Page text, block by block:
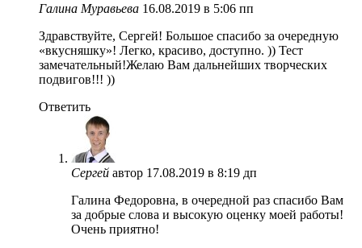
Галина Муравьева 16.08.2019 в 5:06 пп
Здравствуйте, Сергей! Большое спасибо за очередную
«вкусняшку»! Легко, красиво, доступно. )) Тест
замечательный!Желаю Вам дальнейших творческих
подвигов!!! ))
Ответить
Сергей автор 17.08.2019 в 8:19 дп
Галина Федоровна, в очередной раз спасибо Вам
за добрые слова и высокую оценку моей работы!
Очень приятно!